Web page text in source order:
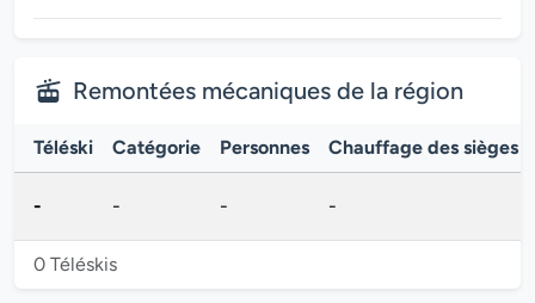
Remontées mécaniques de la région
0 Téléskis
Téléski Catégorie Personnes Chauffage des sièges
- - - -